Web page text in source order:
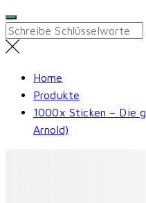
Search
for:
Home
Produkte
1000x Sticken – Die
Arnold)